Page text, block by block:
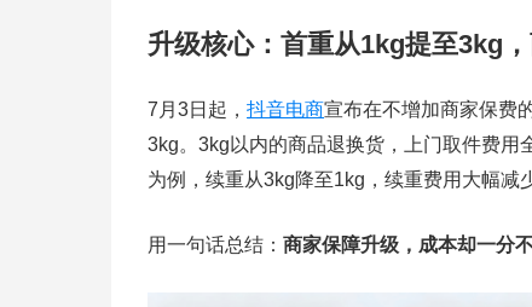
升级核心：首重从1kg提至3kg
7月3日起， 抖音电商宣布在不增加商家保费
3kg。3kg以内的商品退换货，上门取件费
为例，续重从3kg降至1kg，续重费用大幅减
用一句话总结： 商家保障升级，成本却一分不